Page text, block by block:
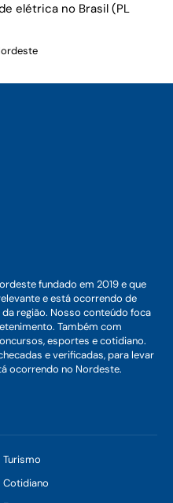
elétrica no Brasil (PL
fundado em 2019 e que
e está ocorrendo de
região. Nosso conteúdo foca
Também com
esportes e cotidiano.
e verificadas, para levar
ocorrendo no Nordeste.
Turismo
Cotidiano